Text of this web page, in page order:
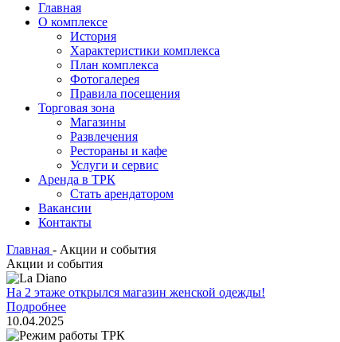
Главная
О комплексе
История
Характеристики комплекса
План комплекса
Фотогалерея
Правила посещения
Торговая зона
Магазины
Развлечения
Рестораны и кафе
Услуги и сервис
Аренда в ТРК
Стать арендатором
Вакансии
Контакты
Главная - Акции и события
Акции и события
На 2 этаже открылся магазин женской одежды!
Подробнее
10.04.2025